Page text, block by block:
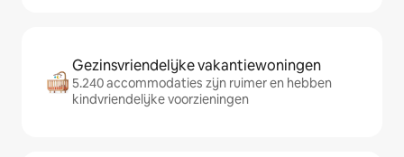
Gezinsvriendelijke vakantiewoningen
5.240 accommodaties zijn ruimer en hebben
kindvriendelijke voorzieningen